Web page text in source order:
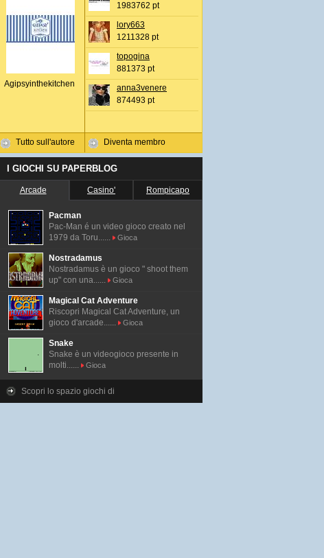
Agipsyinthekitchen
Tutto sull'autore
1983762 pt
lory663
1211328 pt
topogina
881373 pt
anna3venere
874493 pt
Diventa membro
I GIOCHI SU PAPERBLOG
Arcade Casino' Rompicapo
Pacman
Pac-Man é un video gioco creato nel
1979 da Toru......
Gioca
Nostradamus
Nostradamus è un gioco " shoot them
up" con una......
Gioca
Magical Cat Adventure
Riscopri Magical Cat Adventure, un
gioco d'arcade......
Gioca
Snake
Snake è un videogioco presente in
molti......
Gioca
Scopri lo spazio giochi di